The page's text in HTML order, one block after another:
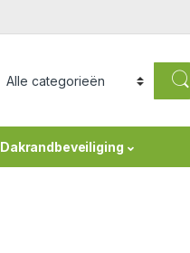
Dakrandbeveiliging